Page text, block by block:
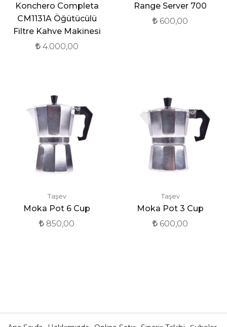
Konchero Completa
CM1131A Öğütücülü
Filtre Kahve Makinesi
4.000,00
Range Server 700
600,00
Taşev
Moka Pot 6 Cup
850,00
Taşev
Moka Pot 3 Cup
600,00